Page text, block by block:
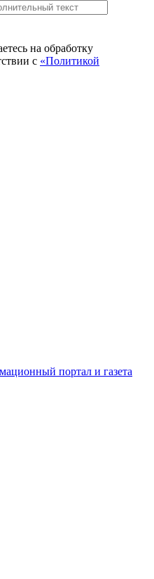
на обработку
с «Политикой